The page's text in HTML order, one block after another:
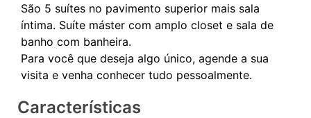
São 5 suítes no pavimento superior mais sala
íntima. Suíte máster com amplo closet e sala de
banho com banheira.
Para você que deseja algo único, agende a sua
Características